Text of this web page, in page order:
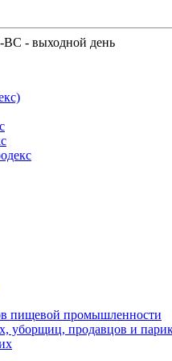
- выходной день
пищевой промышленности
уборщиц, продавцов и